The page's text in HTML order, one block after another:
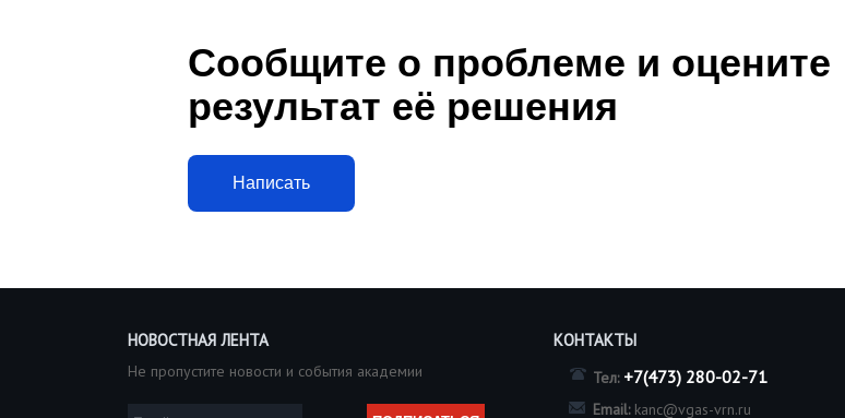
Сообщите о проблеме и оцените
результат её решения
Написать
НОВОСТНАЯ ЛЕНТА
Не пропустите новости и события академии
КОНТАКТЫ
Тел: +7(473) 280-02-71
Email: kanc@vgas-vrn.ru